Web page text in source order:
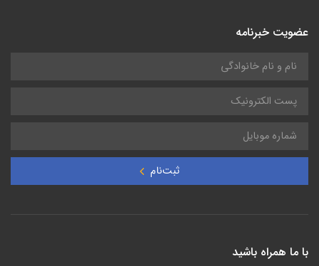
عضویت خبرنامه
ثبت‌نام
با ما همراه باشید